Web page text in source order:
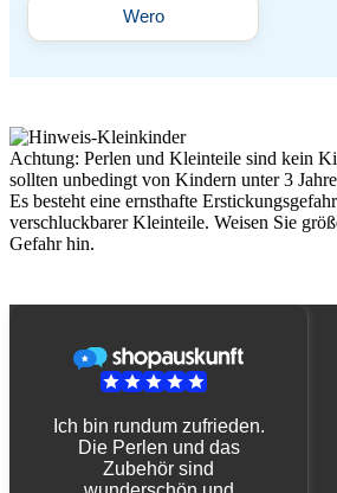
Wero
Achtung: Perlen und Kleinteile sind kein
sollten unbedingt von Kindern unter 3
Es besteht eine ernsthafte
verschluckbarer Kleinteile. Weisen Sie
Gefahr hin.